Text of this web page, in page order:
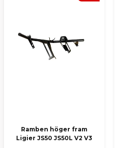
Ramben höger fram
Ligier JS50 JS50L V2 V3